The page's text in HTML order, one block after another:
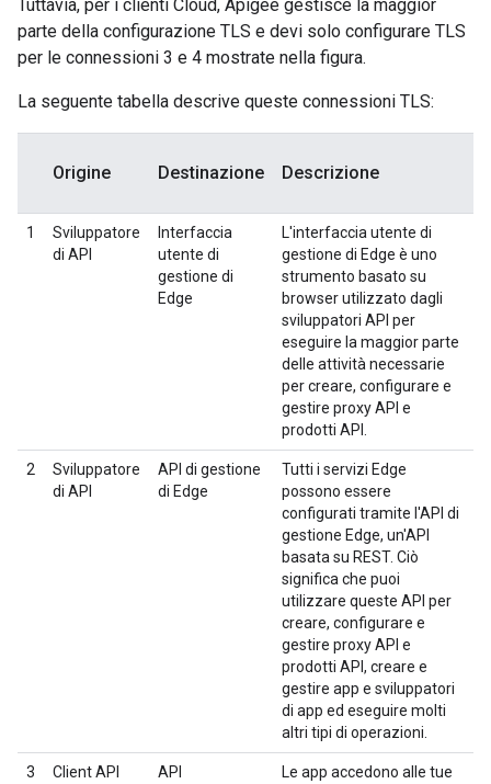
Tuttavia, per i clienti Cloud, Apigee gestisce la maggior
parte della configurazione TLS e devi solo configurare TLS
per le connessioni 3 e 4 mostrate nella figura.
La seguente tabella descrive queste connessioni TLS:
Origine Destinazione Descrizione
1
Sviluppatore
di API
Interfaccia
utente di
gestione di
Edge
L'interfaccia utente di
gestione di Edge è uno
strumento basato su
browser utilizzato dagli
sviluppatori API per
eseguire la maggior parte
delle attività necessarie
per creare, configurare e
gestire proxy API e
prodotti API.
2
Sviluppatore
di API
API di gestione
di Edge
Tutti i servizi Edge
possono essere
configurati tramite l'API di
gestione Edge, un'API
basata su REST. Ciò
significa che puoi
utilizzare queste API per
creare, configurare e
gestire proxy API e
prodotti API, creare e
gestire app e sviluppatori
di app ed eseguire molti
altri tipi di operazioni.
3
Client API
API
Le app accedono alle tue